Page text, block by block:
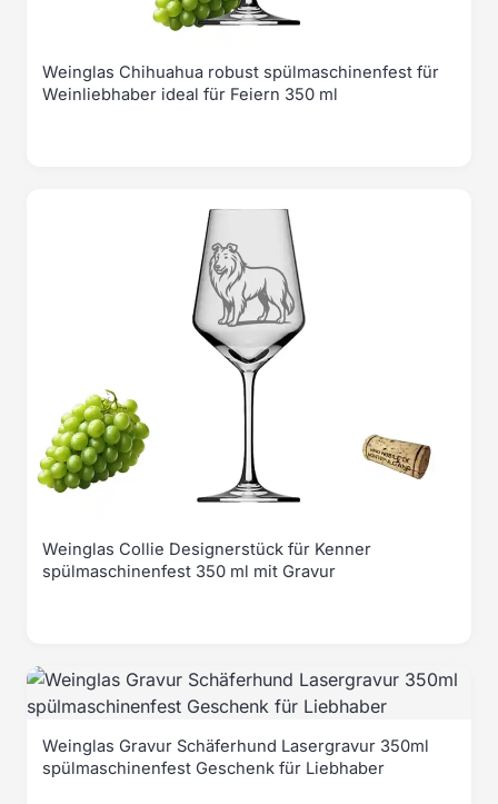
Weinglas Chihuahua robust spülmaschinenfest für
Weinliebhaber ideal für Feiern 350 ml
Weinglas Collie Designerstück für Kenner
spülmaschinenfest 350 ml mit Gravur
Weinglas Gravur Schäferhund Lasergravur 350ml
spülmaschinenfest Geschenk für Liebhaber